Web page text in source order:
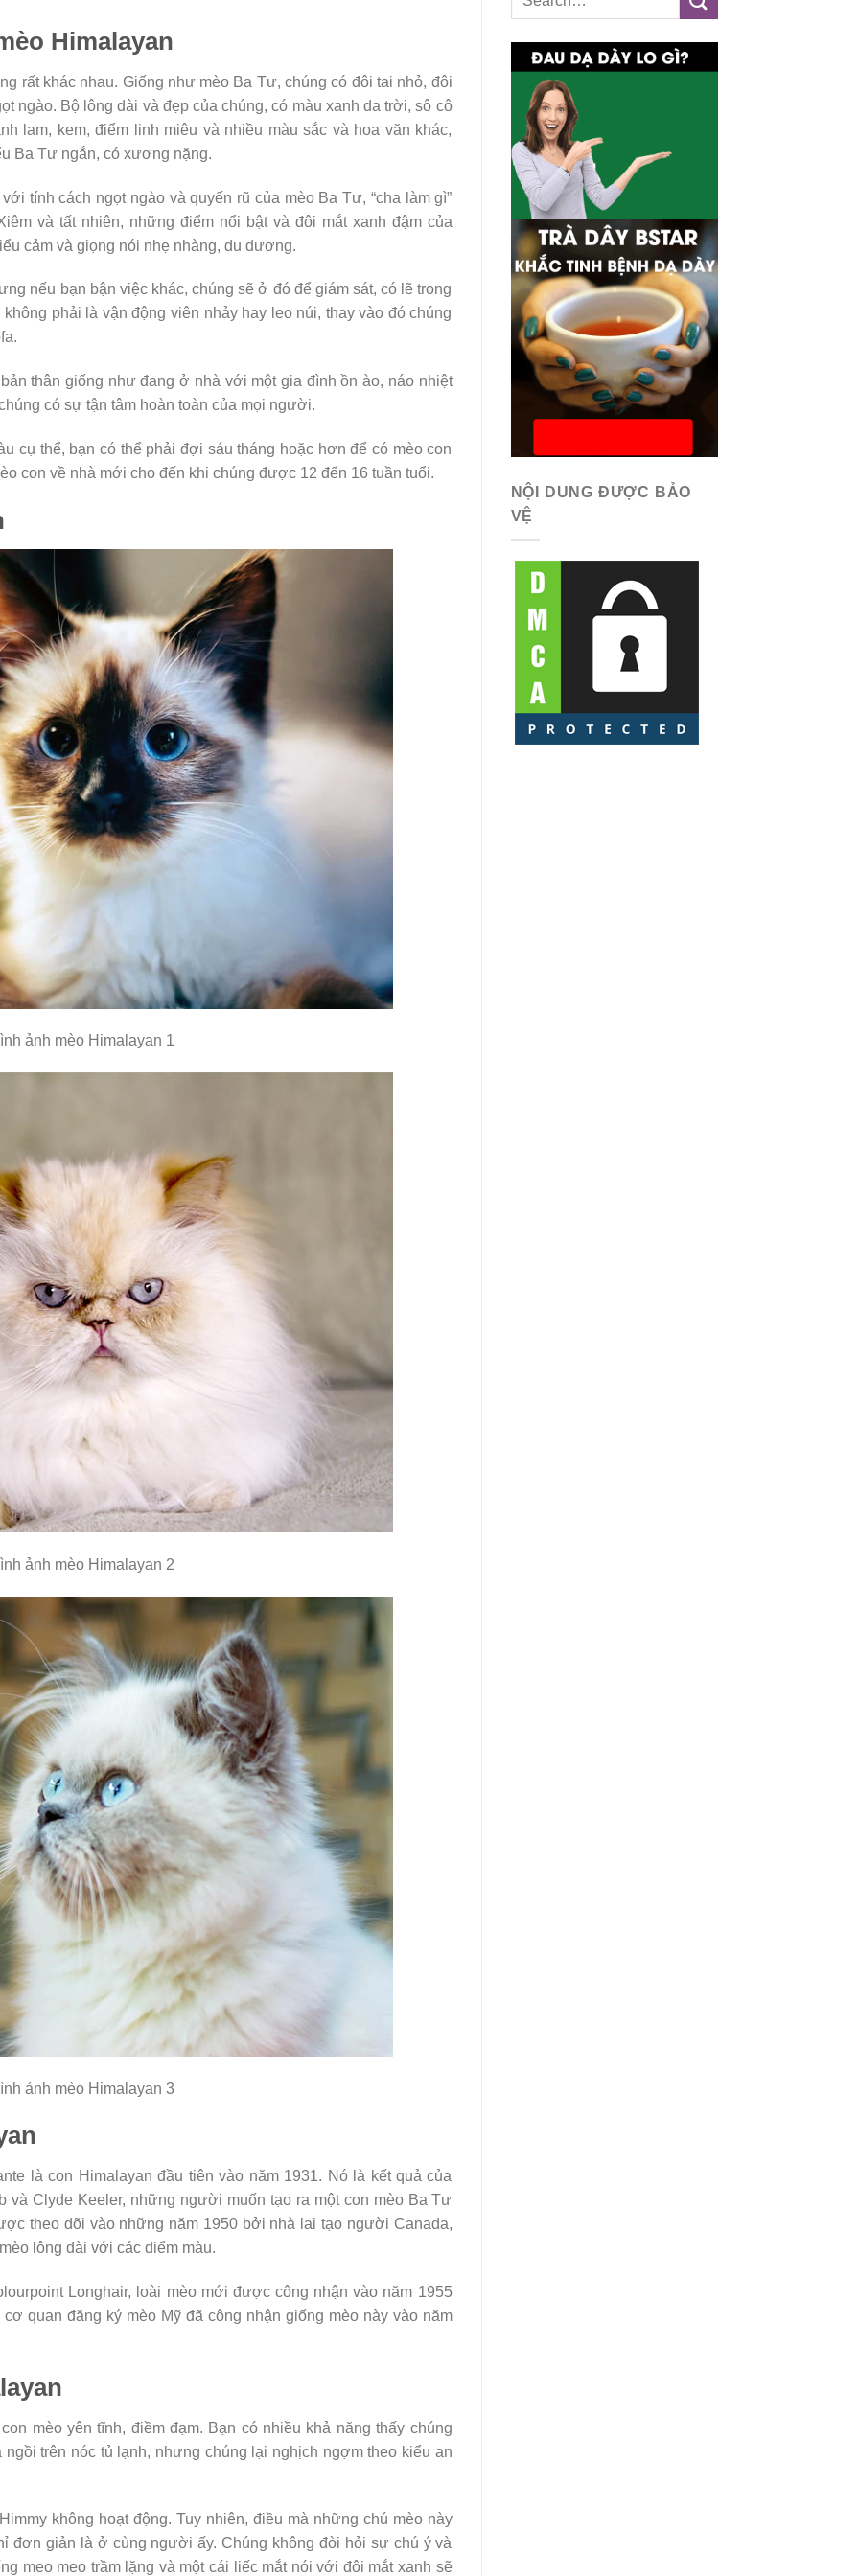
Himalayan
rất khác nhau. Giống như mèo Ba Tư, chúng có đôi tai nhỏ, đôi
ngào. Bộ lông dài và đẹp của chúng, có màu xanh da trời, sô cô
lam, kem, điểm linh miêu và nhiều màu sắc và hoa văn khác,
Ba Tư ngắn, có xương nặng.
tính cách ngọt ngào và quyến rũ của mèo Ba Tư, “cha làm gì”
và tất nhiên, những điểm nổi bật và đôi mắt xanh đậm của
cảm và giọng nói nhẹ nhàng, du dương.
nếu bạn bận việc khác, chúng sẽ ở đó để giám sát, có lẽ trong
phải là vận động viên nhảy hay leo núi, thay vào đó chúng
thân giống như đang ở nhà với một gia đình ồn ào, náo nhiệt
có sự tận tâm hoàn toàn của mọi người.
cụ thể, bạn có thể phải đợi sáu tháng hoặc hơn để có mèo con
con về nhà mới cho đến khi chúng được 12 đến 16 tuần tuổi.
ảnh mèo Himalayan 1
ảnh mèo Himalayan 2
ảnh mèo Himalayan 3
là con Himalayan đầu tiên vào năm 1931. Nó là kết quả của
và Clyde Keeler, những người muốn tạo ra một con mèo Ba Tư
theo dõi vào những năm 1950 bởi nhà lai tạo người Canada,
lông dài với các điểm màu.
Longhair, loài mèo mới được công nhận vào năm 1955
quan đăng ký mèo Mỹ đã công nhận giống mèo này vào năm
mèo yên tĩnh, điềm đạm. Bạn có nhiều khả năng thấy chúng
trên nóc tủ lạnh, nhưng chúng lại nghịch ngợm theo kiểu an
không hoạt động. Tuy nhiên, điều mà những chú mèo này
đơn giản là ở cùng người ấy. Chúng không đòi hỏi sự chú ý và
meo meo trầm lặng và một cái liếc mắt nói với đôi mắt xanh sẽ
NỘI DUNG ĐƯỢC BẢO
VỆ